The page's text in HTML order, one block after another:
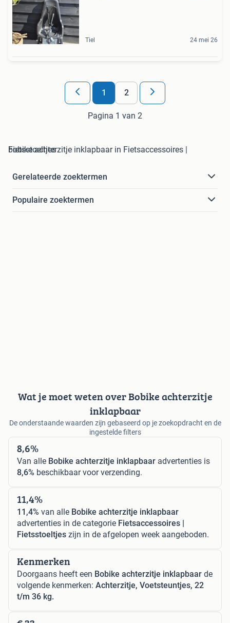
Tiel 24 mei 26
1 2
Pagina 1 van 2
bobike achterzitje inklapbaar in Fietsaccessoires | Fietsstoeltjes
Gerelateerde zoektermen
Populaire zoektermen
Wat je moet weten over Bobike achterzitje
inklapbaar
De onderstaande waarden zijn gebaseerd op je zoekopdracht en de
ingestelde filters
8,6%
Van alle Bobike achterzitje inklapbaar advertenties is
8,6% beschikbaar voor verzending.
11,4%
11,4% van alle Bobike achterzitje inklapbaar
advertenties in de categorie Fietsaccessoires |
Fietsstoeltjes zijn in de afgelopen week aangeboden.
Kenmerken
Doorgaans heeft een Bobike achterzitje inklapbaar de
volgende kenmerken: Achterzitje, Voetsteuntjes, 22
t/m 36 kg.